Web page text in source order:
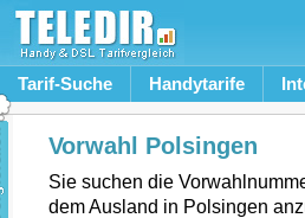
Tarif-Suche Handytarife
Vorwahl Polsingen
Sie suchen die
dem Ausland in Polsingen